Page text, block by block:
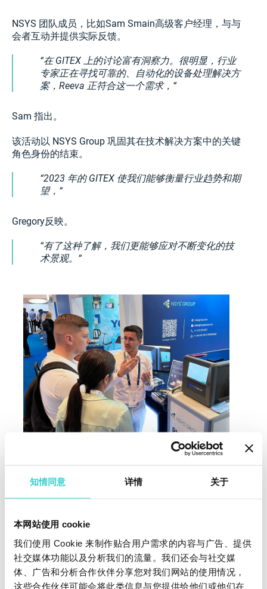
知情同意 详情 关于
本网站使用 cookie
我们使用 Cookie 来制作贴合用户需求的内容与广告、提供
社交媒体功能以及分析我们的流量。我们还会与社交媒
体、广告和分析合作伙伴分享您对我们网站的使用情况，
这些合作伙伴可能会将此类信息与您提供给他们或他们在
NSYS 团队成员，比如Sam Smain高级客户经理，与与
会者互动并提供实际反馈。
在 GITEX 上的讨论富有洞察力。很明显，行业
专家正在寻找可靠的、自动化的设备处理解决方
案，Reeva 正符合这一个需求，
Sam 指出。
该活动以 NSYS Group 巩固其在技术解决方案中的关键
角色身份的结束。
2023 年的 GITEX 使我们能够衡量行业趋势和期
望，
Gregory反映。
有了这种了解，我们更能够应对不断变化的技
术景观。
当 NSYS Group 展望 2023 年 GITEX Global 的之后，
重点仍然是提供可持续的技术实践。团队为这次丰富的
业合作，
Gregory得出结论。